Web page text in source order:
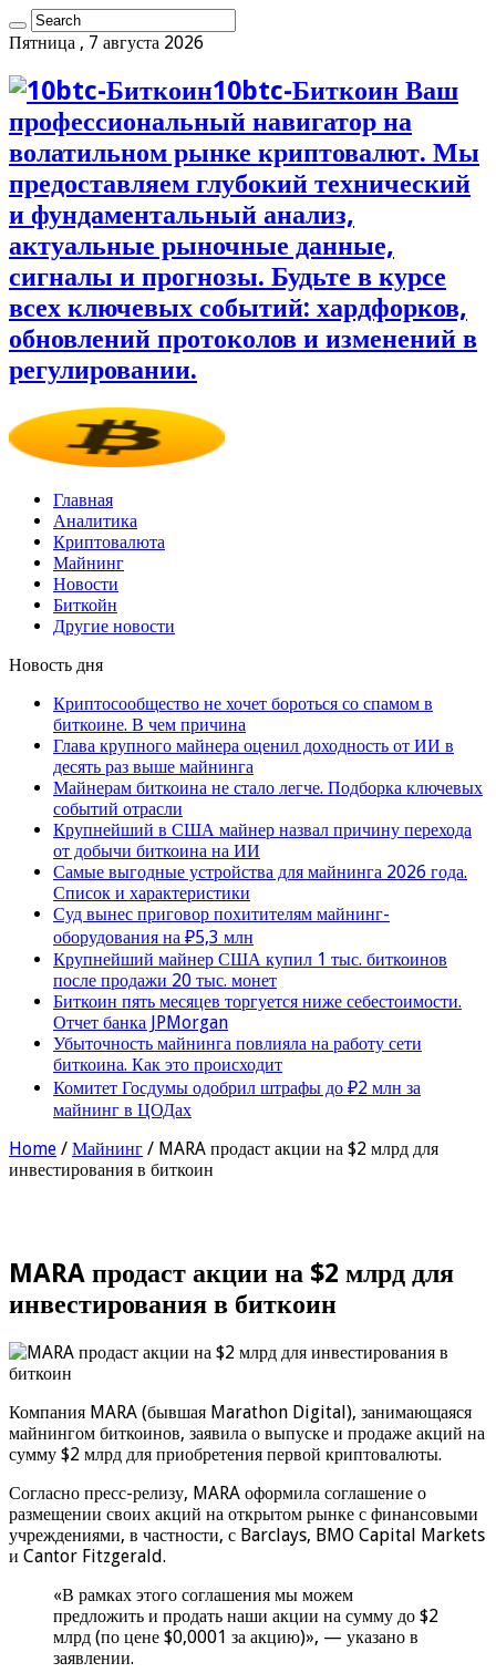
Пятница , 7 августа 2026
10btc-Биткоин Ваш
профессиональный навигатор на
волатильном рынке криптовалют. Мы
предоставляем глубокий технический
и фундаментальный анализ,
актуальные рыночные данные,
сигналы и прогнозы. Будьте в курсе
всех ключевых событий: хардфорков,
обновлений протоколов и изменений в
регулировании.
Главная
Аналитика
Криптовалюта
Майнинг
Новости
Биткойн
Другие новости
Новость дня
Криптосообщество не хочет бороться со спамом в
биткоине. В чем причина
Глава крупного майнера оценил доходность от ИИ в
десять раз выше майнинга
Майнерам биткоина не стало легче. Подборка ключевых
событий отрасли
Крупнейший в США майнер назвал причину перехода
от добычи биткоина на ИИ
Самые выгодные устройства для майнинга 2026 года.
Список и характеристики
Суд вынес приговор похитителям майнинг-
оборудования на ₽5,3 млн
Крупнейший майнер США купил 1 тыс. биткоинов
после продажи 20 тыс. монет
Биткоин пять месяцев торгуется ниже себестоимости.
Отчет банка JPMorgan
Убыточность майнинга повлияла на работу сети
биткоина. Как это происходит
Комитет Госдумы одобрил штрафы до ₽2 млн за
майнинг в ЦОДах
Home / Майнинг / MARA продаст акции на $2 млрд для
инвестирования в биткоин
MARA продаст акции на $2 млрд для
инвестирования в биткоин
Компания MARA (бывшая Marathon Digital), занимающаяся
майнингом биткоинов, заявила о выпуске и продаже акций на
сумму $2 млрд для приобретения первой криптовалюты.
Согласно пресс-релизу, MARA оформила соглашение о
размещении своих акций на открытом рынке с финансовыми
учреждениями, в частности, с Barclays, BMO Capital Markets
и Cantor Fitzgerald.
«В рамках этого соглашения мы можем
предложить и продать наши акции на сумму до $2
млрд (по цене $0,0001 за акцию)», — указано в
заявлении.